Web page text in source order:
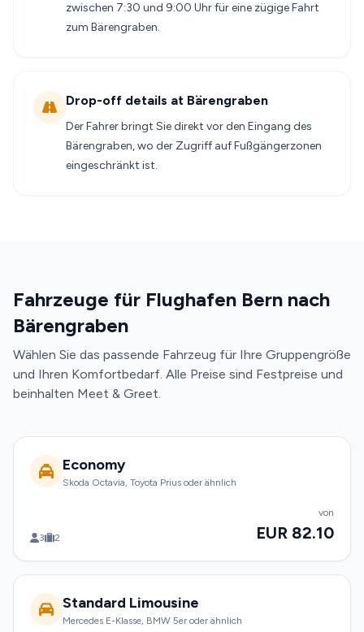
zwischen 7:30 und 9:00 Uhr für eine zügige Fahrt
zum Bärengraben.
Drop-off details at Bärengraben
Der Fahrer bringt Sie direkt vor den Eingang des
Bärengraben, wo der Zugriff auf Fußgängerzonen
eingeschränkt ist.
Fahrzeuge für Flughafen Bern nach
Bärengraben
Wählen Sie das passende Fahrzeug für Ihre Gruppengröße
und Ihren Komfortbedarf. Alle Preise sind Festpreise und
beinhalten Meet & Greet.
Economy
Skoda Octavia, Toyota Prius oder ähnlich
3 2
von
EUR 82.10
Standard Limousine
Mercedes E-Klasse, BMW 5er oder ähnlich